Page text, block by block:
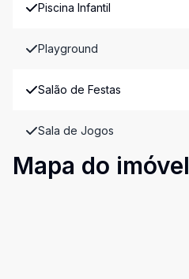
Piscina Infantil
Playground
Salão de Festas
Sala de Jogos
Mapa do imóvel